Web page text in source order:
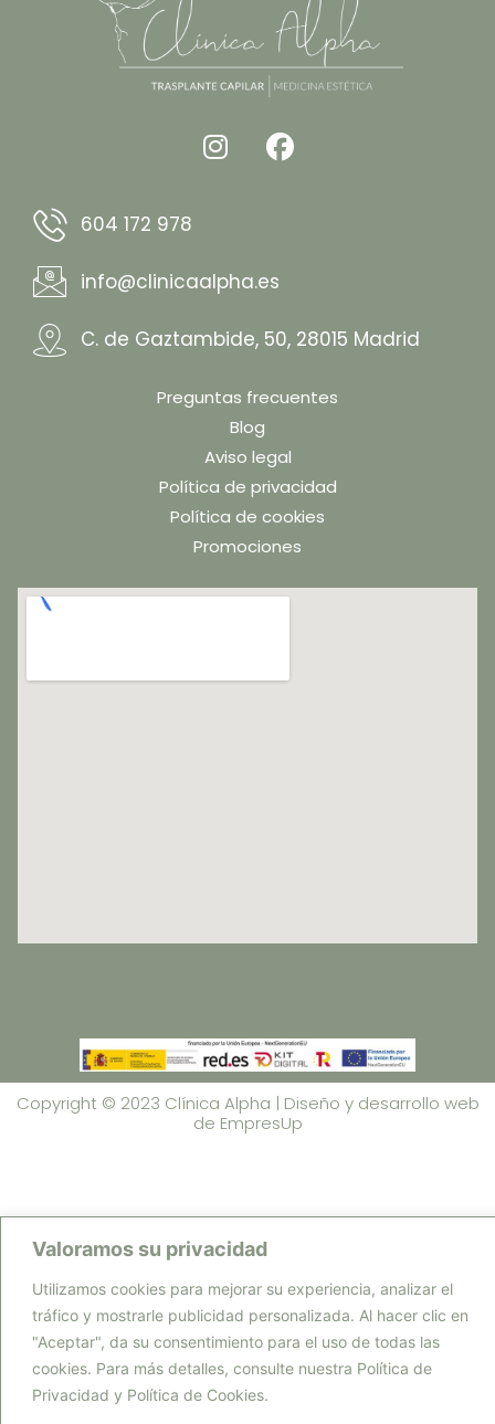
Valoramos su privacidad
Utilizamos cookies para mejorar su experiencia, analizar el
tráfico y mostrarle publicidad personalizada. Al hacer clic en
"Aceptar", da su consentimiento para el uso de todas las
cookies. Para más detalles, consulte nuestra Política de
Privacidad y Política de Cookies.
604 172 978
info@clinicaalpha.es
C. de Gaztambide, 50, 28015 Madrid
Preguntas frecuentes
Blog
Aviso legal
Política de privacidad
Política de cookies
Promociones
Copyright © 2023 Clínica Alpha | Diseño y desarrollo web
de EmpresUp